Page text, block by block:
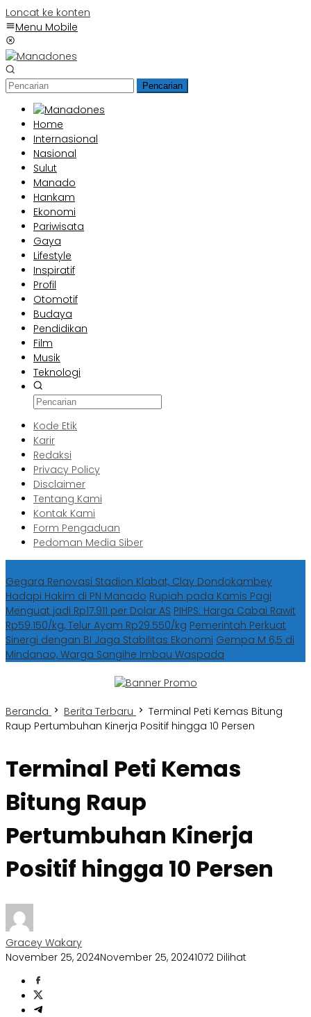
Loncat ke konten
Menu Mobile
Pencarian
Home
Internasional
Nasional
Sulut
Manado
Hankam
Ekonomi
Pariwisata
Gaya
Lifestyle
Inspiratif
Profil
Otomotif
Budaya
Pendidikan
Film
Musik
Teknologi
Kode Etik
Karir
Redaksi
Privacy Policy
Disclaimer
Tentang Kami
Kontak Kami
Form Pengaduan
Pedoman Media Siber
Gegara Renovasi Stadion Klabat, Clay Dondokambey
Hadapi Hakim di PN Manado Rupiah pada Kamis Pagi
Menguat jadi Rp17.911 per Dolar AS PIHPS: Harga Cabai Rawit
Rp59.150/kg, Telur Ayam Rp29.550/kg Pemerintah Perkuat
Sinergi dengan BI Jaga Stabilitas Ekonomi Gempa M 6,5 di
Mindanao, Warga Sangihe Imbau Waspada
Beranda Berita Terbaru
Terminal Peti Kemas Bitung
Raup Pertumbuhan Kinerja Positif hingga 10 Persen
Terminal Peti Kemas
Bitung Raup
Pertumbuhan Kinerja
Positif hingga 10 Persen
Gracey Wakary
November 25, 2024November 25, 20241072 Dilihat